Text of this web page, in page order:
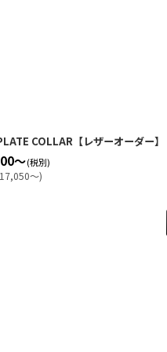
COLLAR【レザーオーダー】
～(税別)
17,050～)